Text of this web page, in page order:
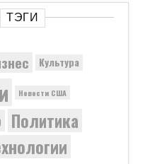
ТЭГИ
Культура
Новости США
Политика